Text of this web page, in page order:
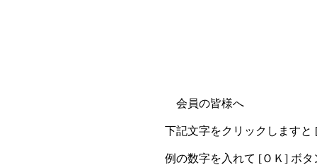
会員の皆様へ
下記文字をクリックします
例の数字を入れて [ＯＫ] ボ